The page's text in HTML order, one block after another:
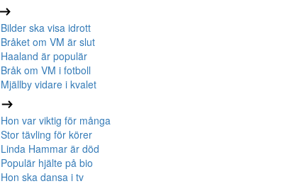
Bilder ska visa idrott
Bråket om VM är slut
Haaland är populär
Bråk om VM i fotboll
Mjällby vidare i kvalet
Hon var viktig för många
Stor tävling för körer
Linda Hammar är död
Populär hjälte på bio
Hon ska dansa i tv